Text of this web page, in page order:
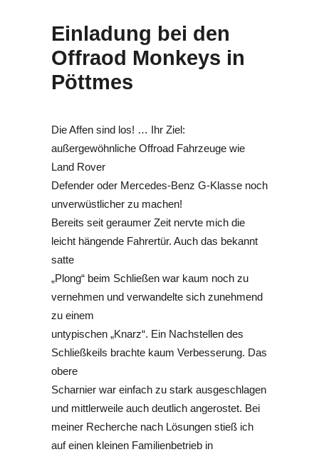
Einladung bei den
Offraod Monkeys in
Pöttmes
Die Affen sind los! … Ihr Ziel:
außergewöhnliche Offroad Fahrzeuge wie
Land Rover
Defender oder Mercedes-Benz G-Klasse noch
unverwüstlicher zu machen!
Bereits seit geraumer Zeit nervte mich die
leicht hängende Fahrertür. Auch das bekannt
satte
„Plong“ beim Schließen war kaum noch zu
vernehmen und verwandelte sich zunehmend
zu einem
untypischen „Knarz“. Ein Nachstellen des
Schließkeils brachte kaum Verbesserung. Das
obere
Scharnier war einfach zu stark ausgeschlagen
und mittlerweile auch deutlich angerostet. Bei
meiner Recherche nach Lösungen stieß ich
auf einen kleinen Familienbetrieb in